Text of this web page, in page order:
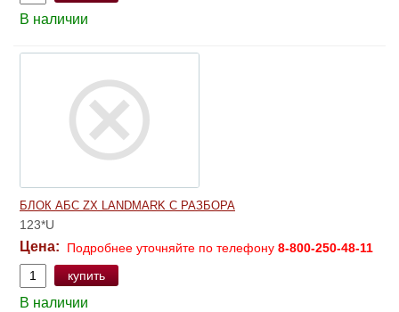
В наличии
БЛОК АБС ZX LANDMARK С РАЗБОРА
123*U
Цена: Подробнее уточняйте по телефону 8-800-250-48-11
купить
В наличии